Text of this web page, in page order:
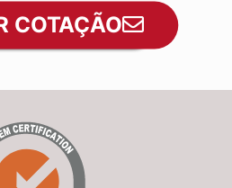
COTAÇÃO